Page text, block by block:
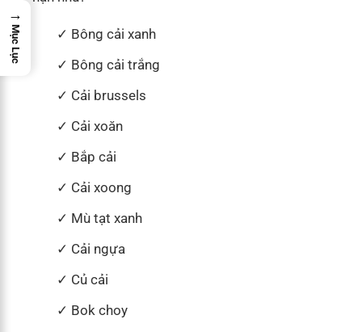
Bông cải xanh
Bông cải trắng
Cải brussels
Cải xoăn
Bắp cải
Cải xoong
Mù tạt xanh
Cải ngựa
Củ cải
Bok choy
→
Mục Lục